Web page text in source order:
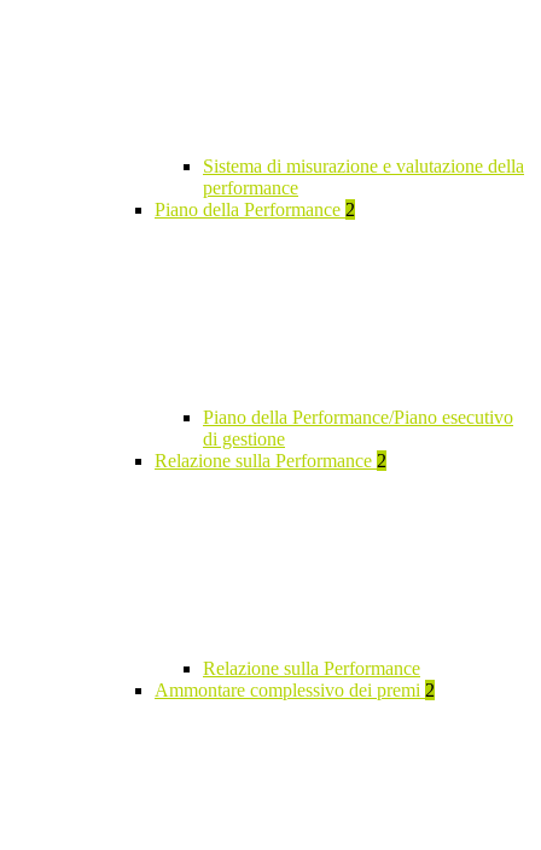
Sistema di misurazione e valutazione della
performance
Piano della Performance 2
Piano della Performance/Piano esecutivo
di gestione
Relazione sulla Performance 2
Relazione sulla Performance
Ammontare complessivo dei premi 2